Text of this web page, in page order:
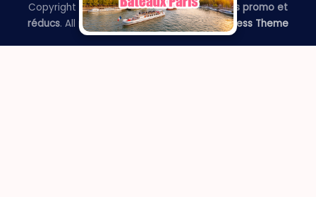
Copyright 2026 —
​Le Paris Guide - Codes promo et
réducs. All rights reserved.Bloghash WordPress Theme